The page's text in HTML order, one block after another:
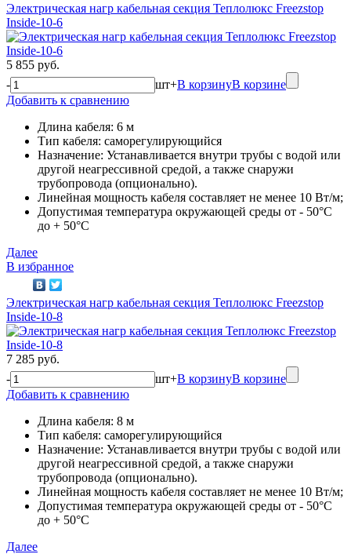
Электрическая нагр кабельная секция Теплолюкс Freezstop
Inside-10-6
5 855 руб.
-
шт+В корзинуВ корзине
Добавить к сравнению
Длина кабеля: 6 м
Тип кабеля: саморегулирующийся
Назначение: Устанавливается внутри трубы с водой или
другой неагрессивной средой, а также снаружи
трубопровода (опционально).
Линейная мощность кабеля составляет не менее 10 Вт/м;
Допустимая температура окружающей среды от - 50°C
до + 50°C
Далее
В избранное
Электрическая нагр кабельная секция Теплолюкс Freezstop
Inside-10-8
7 285 руб.
-
шт+В корзинуВ корзине
Добавить к сравнению
Длина кабеля: 8 м
Тип кабеля: саморегулирующийся
Назначение: Устанавливается внутри трубы с водой или
другой неагрессивной средой, а также снаружи
трубопровода (опционально).
Линейная мощность кабеля составляет не менее 10 Вт/м;
Допустимая температура окружающей среды от - 50°C
до + 50°C
Далее